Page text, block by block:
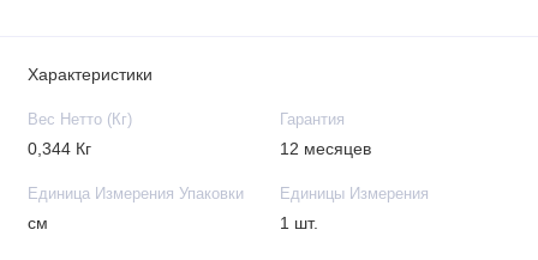
Характеристики
Вес Нетто (Кг)
0,344 Кг
Гарантия
12 месяцев
Единица Измерения Упаковки
см
Единицы Измерения
1 шт.